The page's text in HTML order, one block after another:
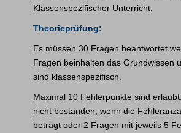
Klassenspezifischer Unterricht.
Theorieprüfung:
Es müssen 30 Fragen beantwortet
Fragen beinhalten das Grundwissen
sind klassenspezifisch.
Maximal 10 Fehlerpunkte sind
nicht bestanden, wenn die
beträgt oder 2 Fragen mit jeweils 5